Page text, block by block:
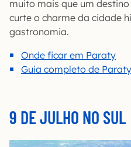
muito mais que um
curte o charme da cidade
gastronomia.
Onde ficar em Paraty
Guia completo de Paraty
9 DE JULHO NO SUL